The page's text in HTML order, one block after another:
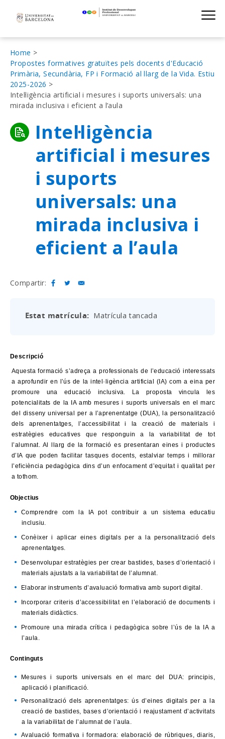
navigation
Institut de
Fil
d'Ariadna
Home
Propostes formatives gratuïtes pels docents d'Educació
Primària, Secundària, FP i Formació al llarg de la Vida. Estiu
2025-2026
Intel·ligència artificial i mesures i suports universals: una
mirada inclusiva i eficient a l’aula
Intel·ligència
artificial i mesures
i suports
universals: una
mirada inclusiva i
eficient a l’aula
Compartir:
Estat matrícula Matrícula tancada
Descripció
Aquesta formació s’adreça a professionals de l’educació interessats
a aprofundir en l’ús de la intel·ligència artificial (IA) com a eina per
promoure una educació inclusiva. La proposta vincula les
potencialitats de la IA amb mesures i suports universals en el marc
del disseny universal per a l’aprenentatge (DUA), la personalització
dels aprenentatges, l’accessibilitat i la creació de materials i
estratègies educatives que responguin a la variabilitat de tot
l’alumnat. Al llarg de la formació es presentaran eines i productes
d’IA que poden facilitar tasques docents, estalviar temps i millorar
l’eficiència pedagògica dins d’un enfocament d’equitat i qualitat per
a tothom.
Objectius
Comprendre com la IA pot contribuir a un sistema educatiu
inclusiu.
Conèixer i aplicar eines digitals per a la personalització dels
aprenentatges.
Desenvolupar estratègies per crear bastides, bases d’orientació i
materials ajustats a la variabilitat de l’alumnat.
Elaborar instruments d’avaluació formativa amb suport digital.
Incorporar criteris d’accessibilitat en l’elaboració de documents i
materials didàctics.
Promoure una mirada crítica i pedagògica sobre l’ús de la IA a
l’aula.
Continguts
Mesures i suports universals en el marc del DUA: principis,
aplicació i planificació.
Personalització dels aprenentatges: ús d’eines digitals per a la
creació de bastides, bases d’orientació i reajustament d’activitats
a la variabilitat de l’alumnat de l’aula.
Avaluació formativa i formadora: elaboració de rúbriques, diaris,